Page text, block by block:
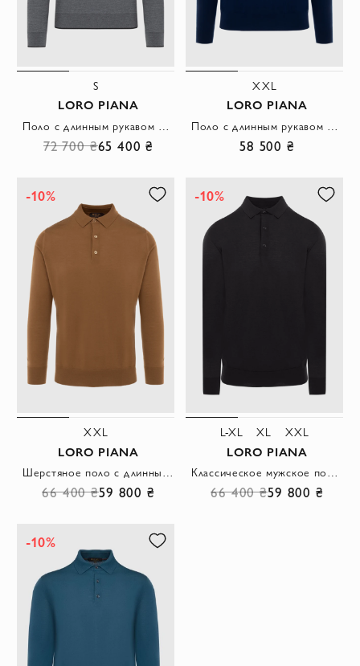
S
LORO PIANA
Поло с длинным рукавом мужское серое из шерсти
72 700 ₴65 400 ₴
XXL
LORO PIANA
Поло с длинным рукавом из шерсти синее мужское с длинным рукавом
58 500 ₴
-10%
XXL
LORO PIANA
Шерстяное поло с длинным рукавом коричневое мужское
66 400 ₴59 800 ₴
-10%
L-XL XL XXL
LORO PIANA
Классическое мужское поло из тонкой шерсти с длинным рукавом в чёрном цвете
66 400 ₴59 800 ₴
-10%